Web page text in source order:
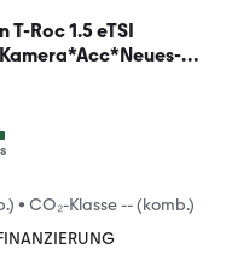
Roc 1.5 eTSI
• CO₂-Klasse -- (komb.)